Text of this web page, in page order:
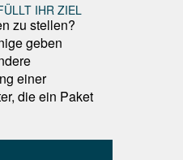
IHR ZIEL
zu stellen?
geben
einer
die ein Paket